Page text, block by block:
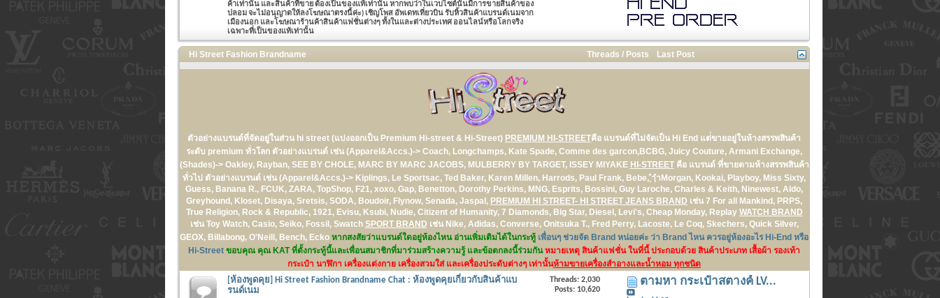
ค้าเท่านั้น และสินค้าที่ขาย ต้องเป็นของแท้เท่านั้น หากพบว่าในเวบไซต์นั้นมีการขายสินค้าของ
ปลอม จะไม่อนุญาตให้ลงโฆษณาตรงนี้ค่ะ) เชิญโพส อัพเดทเที่ยวบิน รับหิ้วสินค้าแบรนด์เนมจาก
เมืองนอก และโฆษณาร้านค้าสินค้าแฟชั่นต่างๆ ทั้งในและต่างประเทศ ออนไลน์หรือโลกจริง
เฉพาะที่เป็นของแท้เท่านั้น
Hi Street Fashion Brandname Threads / Posts Last Post
ตัวอย่างแบรนด์ที่จัดอยู่ในส่วน hi street (แบ่งออกเป็น Premium Hi-street & Hi-Street) PREMIUM HI-STREETคือ แบรนด์ที่ไม่จัดเป็น Hi End แต่่ขายอยู่ในห้างสรรพสินค้า
ระดับ premium ทั่วโลก ตัวอย่างแบรนด์ เช่น (Apparel&Accs.)-> Coach, Longchamps, Kate Spade, Comme des garcon,BCBG, Juicy Couture, Armani Exchange,
(Shades)-> Oakley, Rayban, SEE BY CHOLE, MARC BY MARC JACOBS, MULBERRY BY TARGET, ISSEY MIYAKE HI-STREETคือ แบรนด์ ที่ขายตามห้างสรรพสินค้า
ทั่วไป ตัวอย่างแบรนด์ เช่น (Apparel&Accs.)-> Kiplings, Le Sportsac, Ted Baker, Karen Millen, Harrods, Paul Frank, Bebe, ฺำฺำMorgan, Kookai, Playboy, Miss Sixty,
Guess, Banana R., FCUK, ZARA, TopShop, F21, xoxo, Gap, Benetton, Dorothy Perkins, MNG, Esprits, Bossini, Guy Laroche, Charles & Keith, Ninewest, Aldo,
Greyhound, Kloset, Disaya, Sretsis, SODA, Boudoir, Flynow, Senada, Jaspal, PREMIUM HI STREET- HI STREET JEANS BRAND เช่น 7 For all Mankind, PRPS,
True Religion, Rock & Republic, 1921, Evisu, Ksubi, Nudie, Citizent of Humanity, 7 Diamonds, Big Star, Diesel, Levi's, Cheap Monday, Replay WATCH BRAND
เช่น Toy Watch, Casio, Seiko, Fossil, Swatch SPORT BRAND เช่น Nike, Adidas, Converse, Onitsuka T., Fred Perry, Lacoste, Le Coq, Skechers, Quick Silver,
GEOX, Billabong, O'Neill, Bench, Ecko หากสงสัยว่าแบรนด์ใดอยู่ห้องไหน อ่านเพิ่มเติมได้ในกระทู้ เพื่อนๆ ช่วยจัด Brand หน่อยค่ะ ว่า Brand ไหน ควรอยู่ห้องอะไร Hi-End หรือ
Hi-Street ขอบคุณ คุณ KAT ที่ตั้งกระทู้นี้และเพื่อนสมาชิกที่มาร่วมสร้างความรู้ และข้อตกลงนี้ร่วมกัน หมายเหตุ สินค้าแฟชั่น ในที่นี้ ประกอบด้วย สินค้าประเภท เสื้อผ้า รองเท้า
กระเป๋า นาฬิกา เครื่องแต่งกาย เครื่องสวมใส่ และเครื่องประดับต่างๆ เท่านั้นห้ามขายเครื่องสำอางและน้ำหอม ทุกชนิด
[ห้องพูดคุย] Hi Street Fashion Brandname Chat : ห้องพูดคุยเกี่ยวกับสินค้าแบ
รนด์เนม
Threads: 2,030
Posts: 10,620
ตามหา กระเป๋าสตางค์ LV...